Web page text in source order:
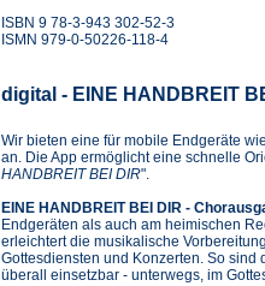
ISBN 9 78-3-943 302-52-3
ISMN 979-0-50226-118-4
digital - EINE HANDBREIT
Wir bieten eine für mobile Endgeräte
an. Die App ermöglicht eine schnelle
HANDBREIT BEI DIR".
EINE HANDBREIT BEI DIR -
Endgeräten als auch am heimischen
erleichtert die musikalische
Gottesdiensten und Konzerten. So sind
überall einsetzbar - unterwegs, im